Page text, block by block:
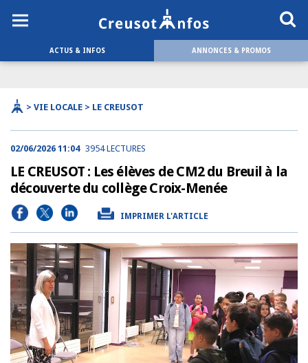
ACTUS & INFOS ANNONCES & PROMOS
> VIE LOCALE > LE CREUSOT
02/06/2026 11:04 3954 LECTURES
LE CREUSOT : Les élèves de CM2 du Breuil à la
découverte du collège Croix-Menée
IMPRIMER L'ARTICLE